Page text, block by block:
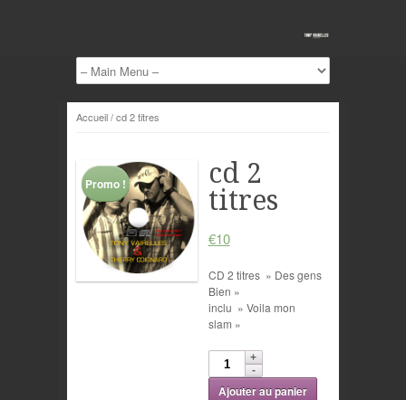
Accueil/ cd 2 titres
Promo !
cd 2
titres
€10
CD 2 titres » Des gens
Bien »
inclu » Voila mon
slam »
Ajouter au panier